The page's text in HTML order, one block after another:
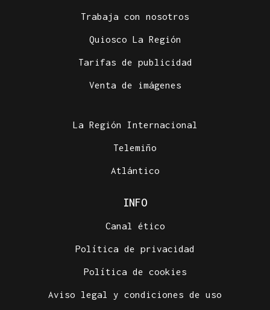
Trabaja con nosotros
Quiosco La Región
Tarifas de publicidad
Venta de imágenes
La Región Internacional
Telemiño
Atlántico
INFO
Canal ético
Política de privacidad
Política de cookies
Aviso legal y condiciones de uso